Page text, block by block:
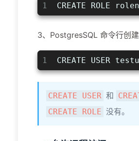
1 CREATE ROLE
3、PostgresSQL 命令行创建
1 CREATE USER
CREATE USER 和
CREATE ROLE 没有。